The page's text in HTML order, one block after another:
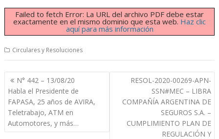
Failed to fetch Error: La URL del archivo PDF debe estar
exactamente en el mismo dominio que esta web. Haz clic
aquí para más información
Circulares y Resoluciones
Navegación
de
entradas
N° 442 – 13/08/20
Habla el Presidente de
FAPASA, 25 años de AVIRA,
Teletrabajo, ATM en
Automotores, y más…
RESOL-2020-00269-APN-
SSN#MEC – LIBRA
COMPAÑÍA ARGENTINA DE
SEGUROS S.A. –
CUMPLIMIENTO PLAN DE
REGULACIÓN Y